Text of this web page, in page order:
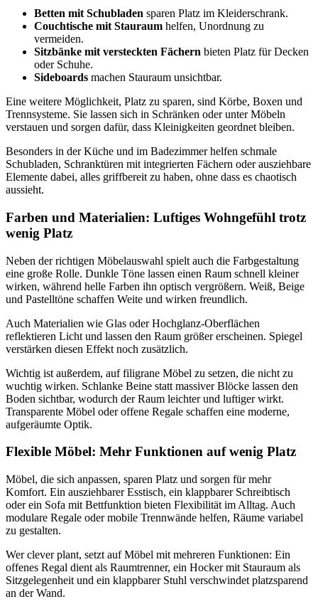
Betten mit Schubladen sparen Platz im Kleiderschrank.
Couchtische mit Stauraum helfen, Unordnung zu
vermeiden.
Sitzbänke mit versteckten Fächern bieten Platz für Decken
oder Schuhe.
Sideboards machen Stauraum unsichtbar.
Eine weitere Möglichkeit, Platz zu sparen, sind Körbe, Boxen und
Trennsysteme. Sie lassen sich in Schränken oder unter Möbeln
verstauen und sorgen dafür, dass Kleinigkeiten geordnet bleiben.
Besonders in der Küche und im Badezimmer helfen schmale
Schubladen, Schranktüren mit integrierten Fächern oder ausziehbare
Elemente dabei, alles griffbereit zu haben, ohne dass es chaotisch
aussieht.
Farben und Materialien: Luftiges Wohngefühl trotz
wenig Platz
Neben der richtigen Möbelauswahl spielt auch die Farbgestaltung
eine große Rolle. Dunkle Töne lassen einen Raum schnell kleiner
wirken, während helle Farben ihn optisch vergrößern. Weiß, Beige
und Pastelltöne schaffen Weite und wirken freundlich.
Auch Materialien wie Glas oder Hochglanz-Oberflächen
reflektieren Licht und lassen den Raum größer erscheinen. Spiegel
verstärken diesen Effekt noch zusätzlich.
Wichtig ist außerdem, auf filigrane Möbel zu setzen, die nicht zu
wuchtig wirken. Schlanke Beine statt massiver Blöcke lassen den
Boden sichtbar, wodurch der Raum leichter und luftiger wirkt.
Transparente Möbel oder offene Regale schaffen eine moderne,
aufgeräumte Optik.
Flexible Möbel: Mehr Funktionen auf wenig Platz
Möbel, die sich anpassen, sparen Platz und sorgen für mehr
Komfort. Ein ausziehbarer Esstisch, ein klappbarer Schreibtisch
oder ein Sofa mit Bettfunktion bieten Flexibilität im Alltag. Auch
modulare Regale oder mobile Trennwände helfen, Räume variabel
zu gestalten.
Wer clever plant, setzt auf Möbel mit mehreren Funktionen: Ein
offenes Regal dient als Raumtrenner, ein Hocker mit Stauraum als
Sitzgelegenheit und ein klappbarer Stuhl verschwindet platzsparend
an der Wand.